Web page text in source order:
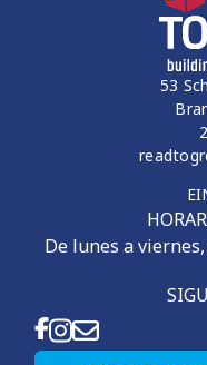
53
De lunes a